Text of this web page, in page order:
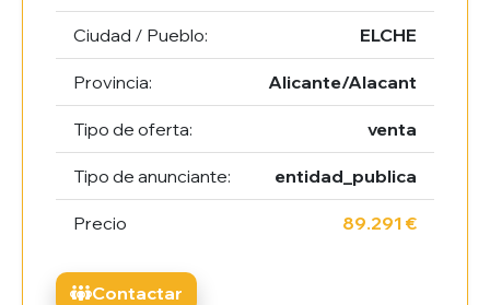
Ciudad / Pueblo: ELCHE
Provincia: Alicante/Alacant
Tipo de oferta: venta
Tipo de anunciante: entidad_publica
Precio 89.291 €
Contactar